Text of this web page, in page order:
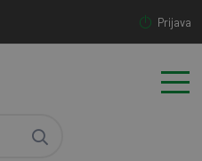
Prijava